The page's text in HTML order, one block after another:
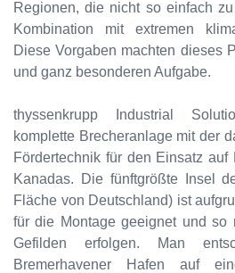
Regionen, die nicht so einfach
Kombination mit extremen
Diese Vorgaben machten dieses
und ganz besonderen Aufgabe.
thyssenkrupp Industrial
komplette Brecheranlage mit der
Fördertechnik für den Einsatz
Kanadas. Die fünftgrößte Insel
Fläche von Deutschland) ist
für die Montage geeignet und so
Gefilden erfolgen. Man
Bremerhavener Hafen auf